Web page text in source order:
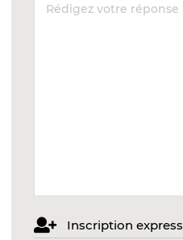
Inscription express